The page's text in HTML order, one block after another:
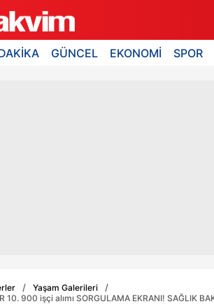
GÜNCEL EKONOMİ SPOR
Yaşam Galerileri
10. 900 işçi alımı SORGULAMA EKRANI! SAĞLIK